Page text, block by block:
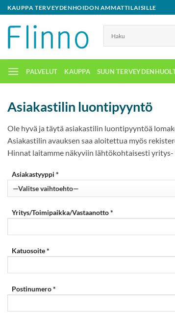
Skip
to
content
KAUPPA TERVEYDENHOIDON AMMATTILAISILLE
PALVELUT KAUPPA SUUN
Asiakastilin luontipyyntö
Ole hyvä ja täytä asiakastilin luontipyyntöä
Asiakastilin avauksen saa aloitettua myös
Hinnat laitamme näkyviin lähtökohtaisesti
Asiakastyyppi *
Yritys/Toimipaikka/Vastaanotto *
Katuosoite *
Postinumero *